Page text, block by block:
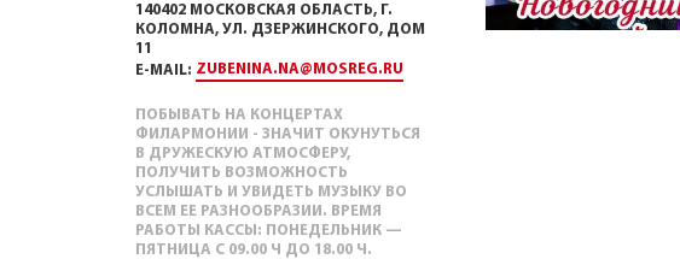
140402 МОСКОВСКАЯ ОБЛАСТЬ, Г.
КОЛОМНА, УЛ. ДЗЕРЖИНСКОГО, ДОМ
11
E-MAIL: ZUBENINA.NA@MOSREG.RU
ПОБЫВАТЬ НА КОНЦЕРТАХ
ФИЛАРМОНИИ - ЗНАЧИТ ОКУНУТЬСЯ
В ДРУЖЕСКУЮ АТМОСФЕРУ,
ПОЛУЧИТЬ ВОЗМОЖНОСТЬ
УСЛЫШАТЬ И УВИДЕТЬ МУЗЫКУ ВО
ВСЕМ ЕЕ РАЗНООБРАЗИИ. ВРЕМЯ
РАБОТЫ КАССЫ: ПОНЕДЕЛЬНИК —
ПЯТНИЦА С 09.00 Ч ДО 18.00 Ч.